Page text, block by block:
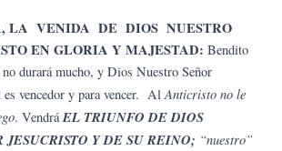
LA VENIDA DE DIOS NUESTRO
EN GLORIA Y MAJESTAD: Bendito
durará mucho, y Dios Nuestro Señor
es vencedor y para vencer. AlAnticristo no le
. VendráEL TRIUNFO DE DIOS
JESUCRISTO Y DE SU REINO; “nuestro”